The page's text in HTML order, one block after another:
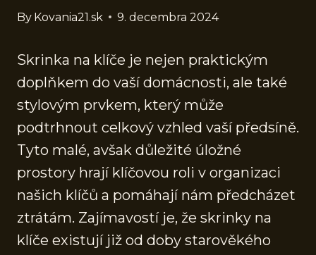
By Kovania21.sk 9. decembra 2024
Skrinka na klíče je nejen praktickým
doplňkem do vaší domácnosti, ale také
stylovým prvkem, který může
podtrhnout celkový vzhled vaší předsíně.
Tyto malé, avšak důležité úložné
prostory hrají klíčovou roli v organizaci
našich klíčů a pomáhají nám předcházet
ztrátám. Zajímavostí je, že skrinky na
klíče existují již od doby starověkého